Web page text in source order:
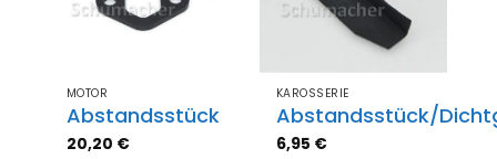
hinzufügen
MOTOR
Abstandsstück
20,20 €
hinzufügen
KAROSSERIE
Abstandsstück/
6,95 €